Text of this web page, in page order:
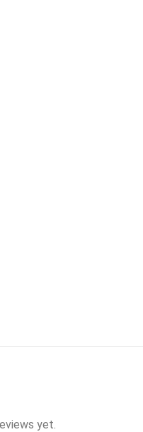
yet.